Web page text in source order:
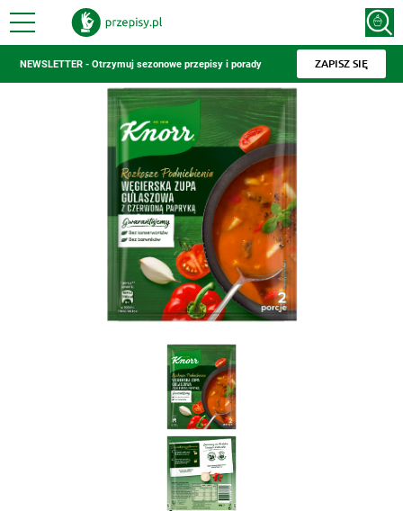
NEWSLETTER - Otrzymuj sezonowe przepisy i porady ZAPISZ SIĘ